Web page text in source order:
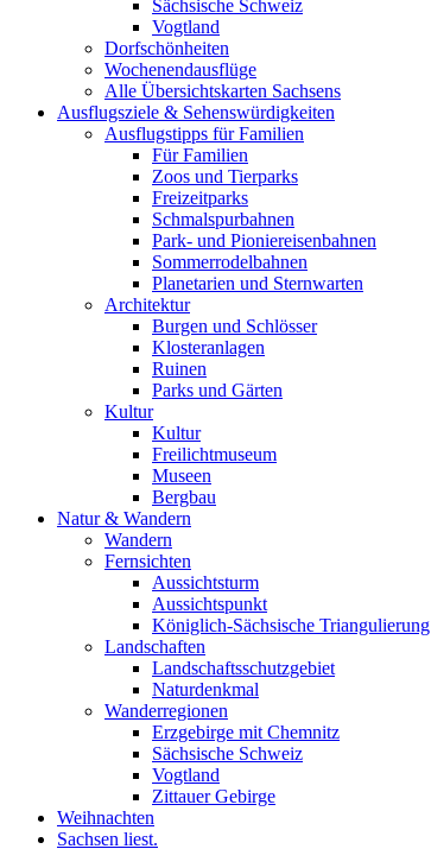
Sächsische Schweiz
Vogtland
Dorfschönheiten
Wochenendausflüge
Alle Übersichtskarten Sachsens
Ausflugsziele & Sehenswürdigkeiten
Ausflugstipps für Familien
Für Familien
Zoos und Tierparks
Freizeitparks
Schmalspurbahnen
Park- und Pioniereisenbahnen
Sommerrodelbahnen
Planetarien und Sternwarten
Architektur
Burgen und Schlösser
Klosteranlagen
Ruinen
Parks und Gärten
Kultur
Kultur
Freilichtmuseum
Museen
Bergbau
Natur & Wandern
Wandern
Fernsichten
Aussichtsturm
Aussichtspunkt
Königlich-Sächsische Triangulierung
Landschaften
Landschaftsschutzgebiet
Naturdenkmal
Wanderregionen
Erzgebirge mit Chemnitz
Sächsische Schweiz
Vogtland
Zittauer Gebirge
Weihnachten
Sachsen liest.